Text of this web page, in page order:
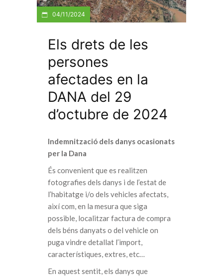
04/11/2024
Els drets de les
persones
afectades en la
DANA del 29
d’octubre de 2024
Indemnització dels danys ocasionats
per la Dana
És convenient que es realitzen
fotografies dels danys i de l’estat de
l’habitatge i/o dels vehicles afectats,
així com, en la mesura que siga
possible, localitzar factura de compra
dels béns danyats o del vehicle on
puga vindre detallat l’import,
característiques, extres, etc…
En aquest sentit, els danys que